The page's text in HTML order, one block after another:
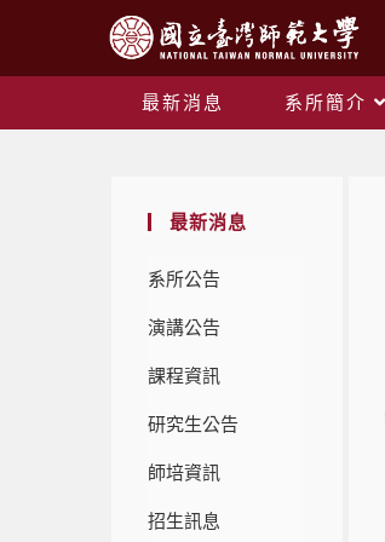
最新消息 系所簡介
最新消息
系所公告
演講公告
課程資訊
研究生公告
師培資訊
招生訊息